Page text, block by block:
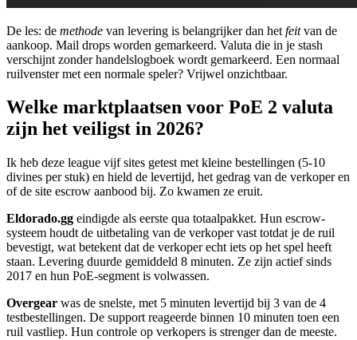
De les: de methode van levering is belangrijker dan het feitvan de
aankoop. Mail drops worden gemarkeerd. Valuta die in je stash
verschijnt zonder handelslogboek wordt gemarkeerd. Een normaal
ruilvenster met een normale speler? Vrijwel onzichtbaar.
Welke marktplaatsen voor PoE 2 valuta
zijn het veiligst in 2026?
Ik heb deze league vijf sites getest met kleine bestellingen (5-10
divines per stuk) en hield de levertijd, het gedrag van de verkoper en
of de site escrow aanbood bij. Zo kwamen ze eruit.
Eldorado.gg eindigde als eerste qua totaalpakket. Hun escrow-
systeem houdt de uitbetaling van de verkoper vast totdat je de ruil
bevestigt, wat betekent dat de verkoper echt iets op het spel heeft
staan. Levering duurde gemiddeld 8 minuten. Ze zijn actief sinds
2017 en hun PoE-segment is volwassen.
Overgear was de snelste, met 5 minuten levertijd bij 3 van de 4
testbestellingen. De support reageerde binnen 10 minuten toen een
ruil vastliep. Hun controle op verkopers is strenger dan de meeste.